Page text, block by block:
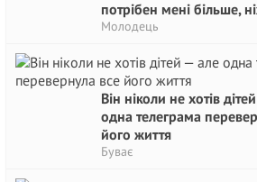
потрібен мені більше,
Молодець
Він ніколи не хотів
одна телеграма
його життя
Буває